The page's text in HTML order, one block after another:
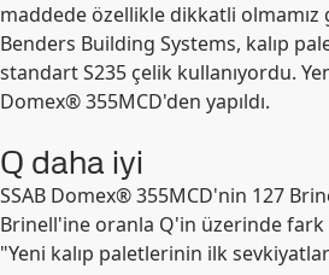
maddede özellikle dikkatli olmamız
Benders Building Systems, kalıp
standart S235 çelik kullanıyordu.
Domex® 355MCD'den yapıldı.
Q daha iyi
SSAB Domex® 355MCD'nin 127
Brinell'ine oranla Q'in üzerinde
"Yeni kalıp paletlerinin ilk